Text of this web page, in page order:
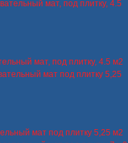
мат, под плитку, 4.5 м2
мат под плитку 5,25 м2